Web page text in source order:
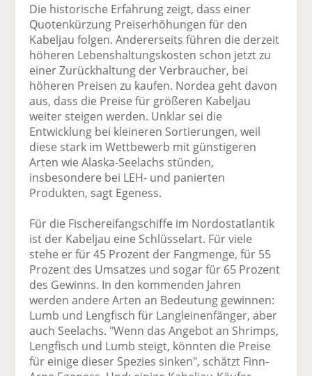
Die historische Erfahrung zeigt, dass einer
Quotenkürzung Preiserhöhungen für den
Kabeljau folgen. Andererseits führen die derzeit
höheren Lebenshaltungskosten schon jetzt zu
einer Zurückhaltung der Verbraucher, bei
höheren Preisen zu kaufen. Nordea geht davon
aus, dass die Preise für größeren Kabeljau
weiter steigen werden. Unklar sei die
Entwicklung bei kleineren Sortierungen, weil
diese stark im Wettbewerb mit günstigeren
Arten wie Alaska-Seelachs stünden,
insbesondere bei LEH- und panierten
Produkten, sagt Egeness.
Für die Fischereifangschiffe im Nordostatlantik
ist der Kabeljau eine Schlüsselart. Für viele
stehe er für 45 Prozent der Fangmenge, für 55
Prozent des Umsatzes und sogar für 65 Prozent
des Gewinns. In den kommenden Jahren
werden andere Arten an Bedeutung gewinnen:
Lumb und Lengfisch für Langleinenfänger, aber
auch Seelachs. "Wenn das Angebot an Shrimps,
Lengfisch und Lumb steigt, könnten die Preise
für einige dieser Spezies sinken", schätzt Finn-